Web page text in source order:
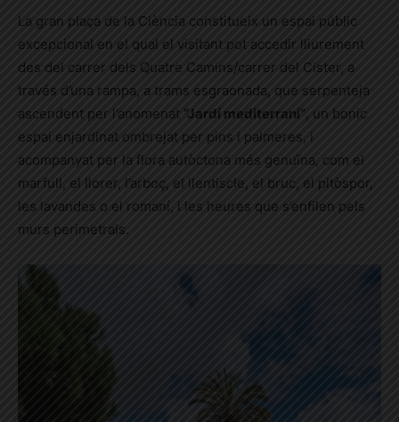
La gran plaça de la Ciència constitueix un espai públic
excepcional en el qual el visitant pot accedir lliurement
des del carrer dels Quatre Camins/carrer del Cister, a
través d’una rampa, a trams esgraonada, que serpenteja
ascendent per l’anomenat “Jardí mediterrani”, un bonic
espai enjardinat ombrejat per pins i palmeres, i
acompanyat per la flora autòctona més genuïna, com el
marfull, el llorer, l’arboç, el llentiscle, el bruc, el pitòspor,
les lavandes o el romaní, i les heures que s’enfilen pels
murs perimetrals.